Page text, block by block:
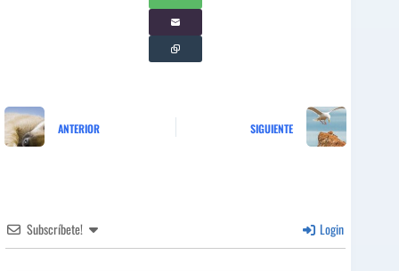
ANTERIOR SIGUIENTE
Subscríbete! Login